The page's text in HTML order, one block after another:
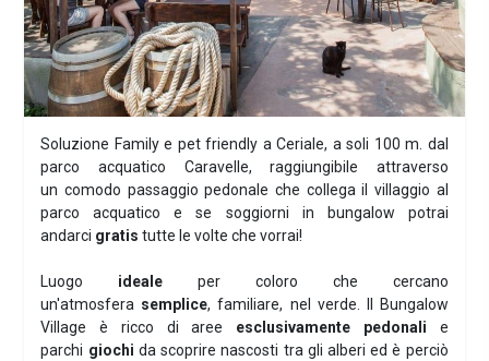
Soluzione Family e pet friendly a Ceriale, a soli 100 m. dal
parco acquatico Caravelle, raggiungibile attraverso
un comodo passaggio pedonale che collega il villaggio al
parco acquatico e se soggiorni in bungalow potrai
andarci gratistutte le volte che vorrai!
Luogo ideale per coloro che cercano
un'atmosfera semplice, familiare, nel verde. Il Bungalow
Village è ricco di aree esclusivamente pedonali e
parchi giochi da scoprire nascosti tra gli alberi ed è perciò